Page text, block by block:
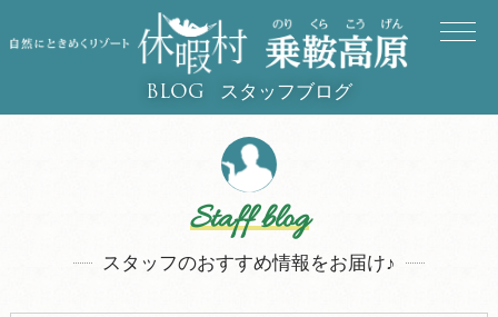
BLOG スタッフブログ
Staff blog
スタッフのおすすめ情報をお届け♪